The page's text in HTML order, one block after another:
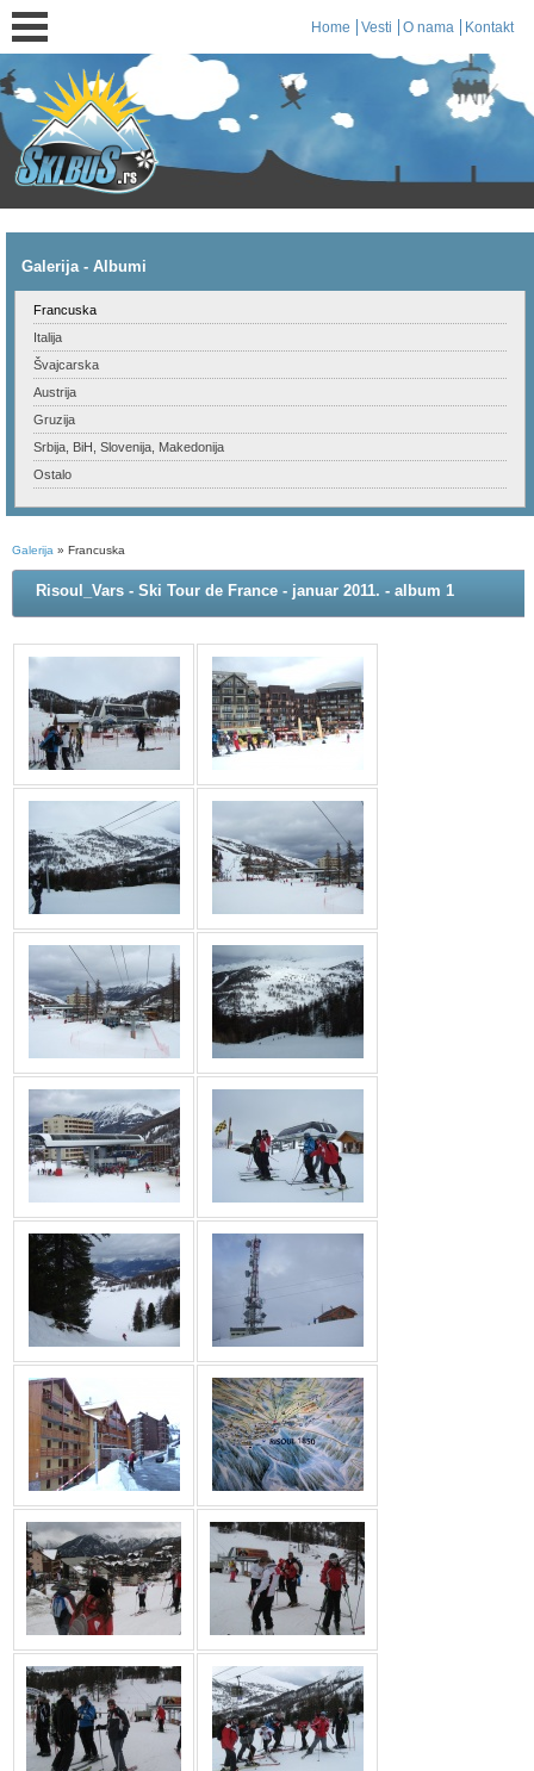
Home Vesti O nama Kontakt
Galerija - Albumi
Francuska
Italija
Švajcarska
Austrija
Gruzija
Srbija, BiH, Slovenija, Makedonija
Ostalo
Galerija » Francuska
Risoul_Vars - Ski Tour de France - januar 2011. - album 1